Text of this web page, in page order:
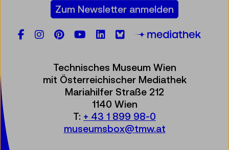
Zum Newsletter anmelden
Facebook
Instagram
Pinterest
YouTube
LinkedIn
Bluesky
Technisches Museum Wien
mit Österreichischer Mediathek
Mariahilfer Straße 212
1140 Wien
T: + 43 1 899 98-0
museumsbox@tmw.at